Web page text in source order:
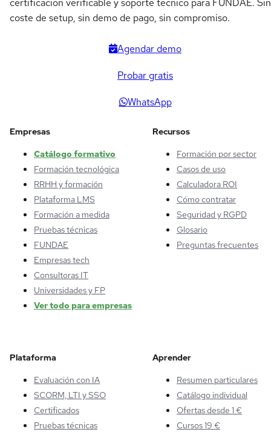
certificación verificable y soporte técnico para FUNDAE. Sin
coste de setup, sin demo de pago, sin compromiso.
Agendar demo
Probar gratis
WhatsApp
Empresas
Catálogo formativo
Formación tecnológica
RRHH y formación
Plataforma LMS
Formación a medida
Pruebas técnicas
FUNDAE
Empresas tech
Consultoras IT
Universidades y FP
Ver todo para empresas
Recursos
Formación por sector
Casos de uso
Calculadora ROI
Cómo contratar
Seguridad y RGPD
Glosario
Preguntas frecuentes
Plataforma
Evaluación con IA
SCORM, LTI y SSO
Certificados
Pruebas técnicas
Aprender
Resumen particulares
Catálogo individual
Ofertas desde 1 €
Cursos 19 €